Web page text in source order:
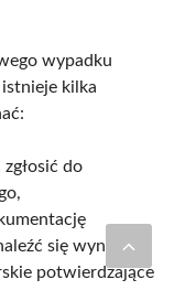
wypadku
istnieje kilka
do
się wyniki
potwierdzające